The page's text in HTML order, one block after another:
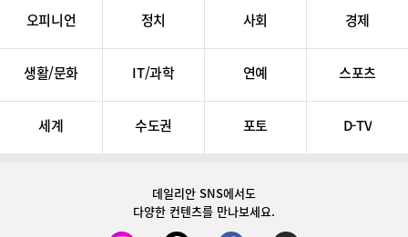
오피니언 정치 사회 경제
생활/문화 IT/과학 연예 스포츠
세계 수도권 포토 D-TV
데일리안 SNS에서도
다양한 컨텐츠를 만나보세요.